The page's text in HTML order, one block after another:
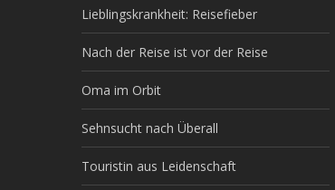
Lieblingskrankheit: Reisefieber
Nach der Reise ist vor der Reise
Oma im Orbit
Sehnsucht nach Überall
Touristin aus Leidenschaft